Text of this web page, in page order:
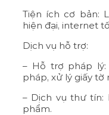
Tiện ích cơ bản:
hiện đại, internet
Dịch vụ hỗ trợ:
– Hỗ trợ pháp
pháp, xử lý giấy tờ
– Dịch vụ thư tín:
phẩm.